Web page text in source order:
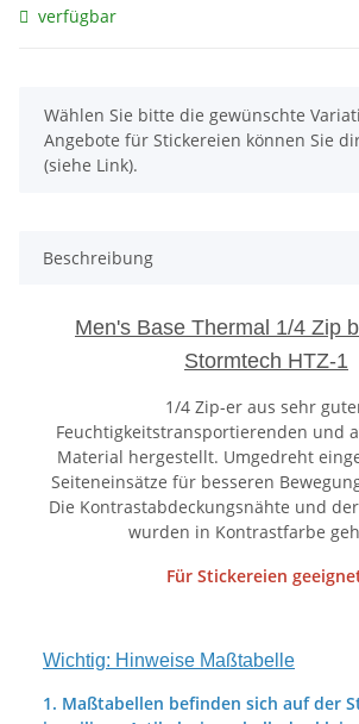
verfügbar
x
Wählen Sie bitte die gewünschte
Angebote für Stickereien können Sie
(siehe Link).
Beschreibung
Men's Base Thermal 1/4 Zip
Stormtech HTZ-1
1/4 Zip-er aus sehr
Feuchtigkeitstransportierenden und
Material hergestellt. Umgedreht
Seiteneinsätze für besseren
Die Kontrastabdeckungsnähte und
wurden in Kontrastfarbe
Für Stickereien
Wichtig: Hinweise Maßtabelle
1. Maßtabellen befinden sich auf der